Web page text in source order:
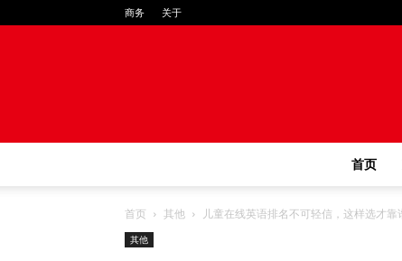
商务 关于
首页
首页 其他 儿童在线英语排名不可轻信，这样选才靠
其他